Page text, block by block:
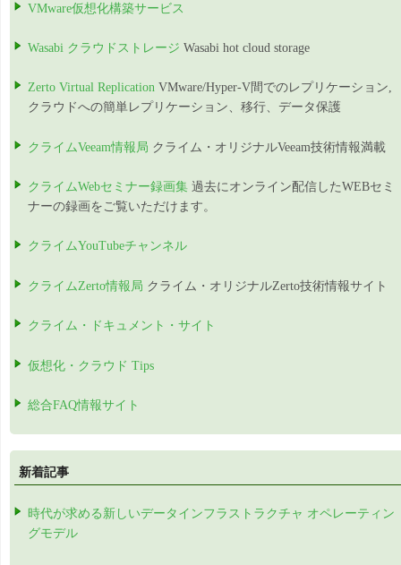
VMware仮想化構築サービス
Wasabi クラウドストレージ Wasabi hot cloud storage
Zerto Virtual Replication VMware/Hyper-V間でのレプリケーション,
クラウドへの簡単レプリケーション、移行、データ保護
クライムVeeam情報局 クライム・オリジナルVeeam技術情報満載
クライムWebセミナー録画集 過去にオンライン配信したWEBセミ
ナーの録画をご覧いただけます。
クライムYouTubeチャンネル
クライムZerto情報局 クライム・オリジナルZerto技術情報サイト
クライム・ドキュメント・サイト
仮想化・クラウド Tips
総合FAQ情報サイト
新着記事
時代が求める新しいデータインフラストラクチャ オペレーティン
グモデル